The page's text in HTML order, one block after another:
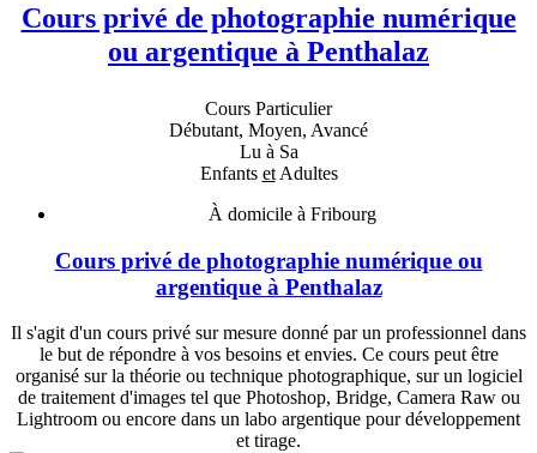
Cours privé de photographie numérique
ou argentique à Penthalaz
Cours Particulier
Débutant, Moyen, Avancé
Lu à Sa
Enfants etAdultes
À domicile à Fribourg
Cours privé de photographie numérique ou
argentique à Penthalaz
Il s'agit d'un cours privé sur mesure donné par un professionnel dans
le but de répondre à vos besoins et envies. Ce cours peut être
organisé sur la théorie ou technique photographique, sur un logiciel
de traitement d'images tel que Photoshop, Bridge, Camera Raw ou
Lightroom ou encore dans un labo argentique pour développement
et tirage.